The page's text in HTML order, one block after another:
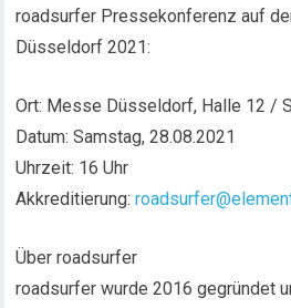
roadsurfer Pressekonferenz auf
Düsseldorf 2021:
Ort: Messe Düsseldorf, Halle 12 /
Datum: Samstag, 28.08.2021
Uhrzeit: 16 Uhr
Akkreditierung:
Über roadsurfer
roadsurfer wurde 2016 gegründet